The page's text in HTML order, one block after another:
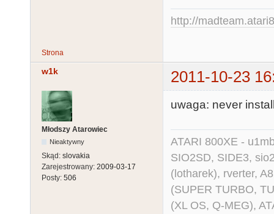
http://
Strona
w1k 2011-10-23
Młodszy Atarowiec
Nieaktywny
Skąd: slovakia
Zarejestrowany: 2009-03-17
Posty: 506
uwaga: never
ATARI 800XE -
SIO2SD, SIDE3,
(lotharek), rverter,
(SUPER TURBO,
(XL OS, Q-MEG),